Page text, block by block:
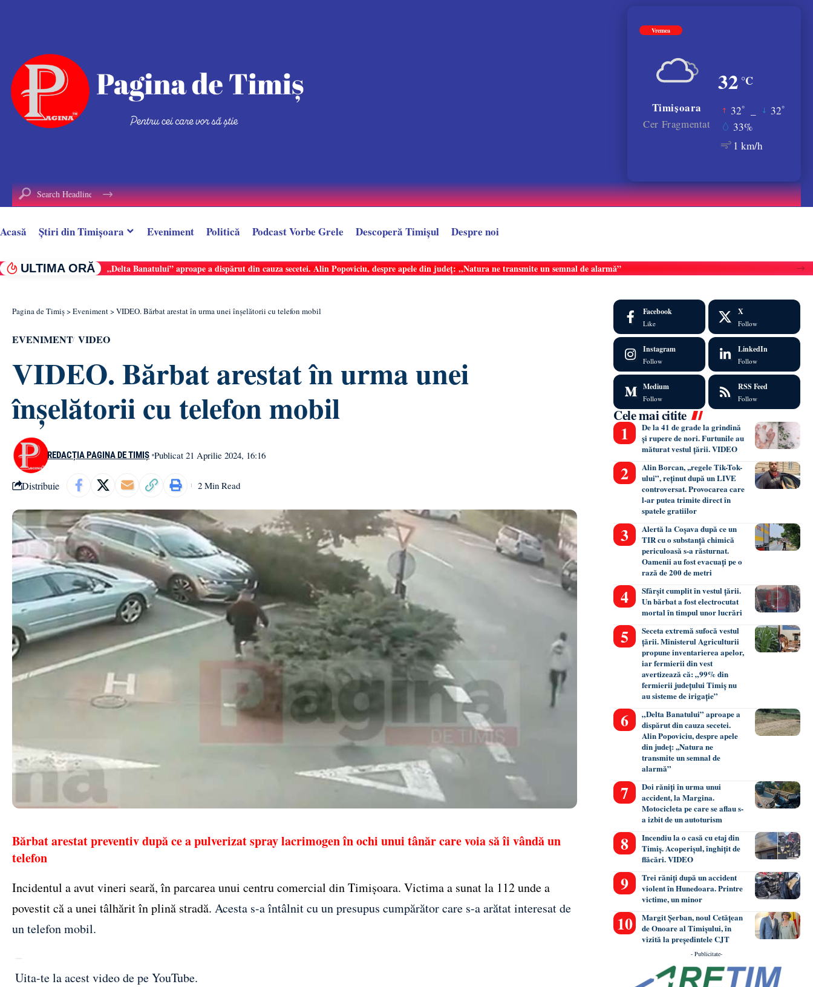
Vremea
32 °C
Timișoara
Cer Fragmentat
32° 32°
33%
1 km/h
Acasă Știri din Timișoara Eveniment Politică Podcast Vorbe Grele Descoperă Timișul Despre noi
ULTIMA ORĂ „Delta Banatului” aproape a dispărut din cauza secetei. Alin Popoviciu, despre apele din județ: ,,Natura ne transmite un semnal de alarmă”
Pagina de Timiș>Eveniment>VIDEO. Bărbat arestat în urma unei înșelătorii cu telefon mobil
EVENIMENT VIDEO
VIDEO. Bărbat arestat în urma unei
înșelătorii cu telefon mobil
REDACȚIA PAGINA DE TIMIȘ Publicat 21 Aprilie 2024, 16:16
Distribuie 2 Min Read
Bărbat arestat preventiv după ce a pulverizat spray lacrimogen în ochi unui tânăr care voia să îi vândă un
telefon
Incidentul a avut vineri seară, în parcarea unui centru comercial din Timișoara. Victima a sunat la 112 unde a
povestit că a unei tâlhărit în plină stradă. Acesta s-a întâlnit cu un presupus cumpărător care s-a arătat interesat de
un telefon mobil.
Uita-te la acest video de pe YouTube.
Facebook
Like
X
Follow
Instagram
Follow
LinkedIn
Follow
Medium
Follow
RSS Feed
Follow
Cele mai citite
De la 41 de grade la grindină
și rupere de nori. Furtunile au
măturat vestul țării. VIDEO
Alin Borcan, ,,regele Tik-Tok-
ului”, reținut după un LIVE
controversat. Provocarea care
l-ar putea trimite direct în
spatele gratiilor
Alertă la Coșava după ce un
TIR cu o substanță chimică
periculoasă s-a răsturnat.
Oamenii au fost evacuați pe o
rază de 200 de metri
Sfârșit cumplit în vestul țării.
Un bărbat a fost electrocutat
mortal în timpul unor lucrări
Seceta extremă sufocă vestul
țării. Ministerul Agriculturii
propune inventarierea apelor,
iar fermierii din vest
avertizează că: „99% din
fermierii județului Timiș nu
au sisteme de irigație”
„Delta Banatului” aproape a
dispărut din cauza secetei.
Alin Popoviciu, despre apele
din județ: ,,Natura ne
transmite un semnal de
alarmă”
Doi răniți în urma unui
accident, la Margina.
Motocicleta pe care se aflau s-
a izbit de un autoturism
Incendiu la o casă cu etaj din
Timiș. Acoperișul, înghițit de
flăcări. VIDEO
Trei răniți după un accident
violent în Hunedoara. Printre
victime, un minor
Margit Șerban, noul Cetățean
de Onoare al Timișului, în
vizită la președintele CJT
- Publicitate-